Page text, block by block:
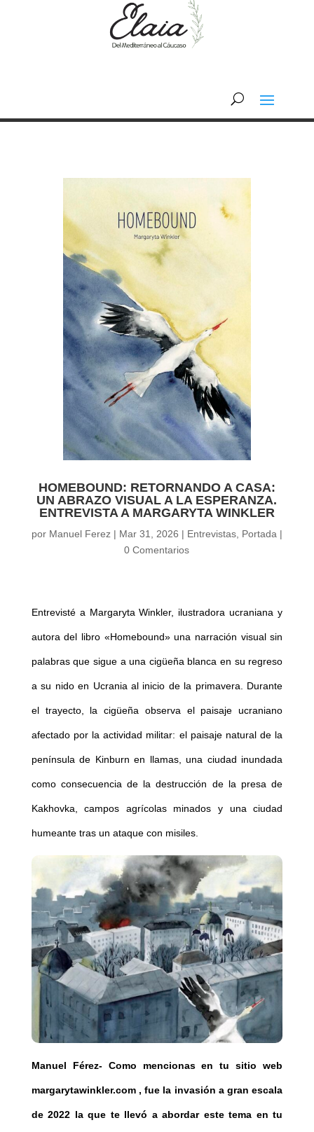
HOMEBOUND: RETORNANDO A CASA:
UN ABRAZO VISUAL A LA ESPERANZA.
ENTREVISTA A MARGARYTA WINKLER
por Manuel Ferez| Mar 31, 2026 | Entrevistas, Portada |
0 Comentarios
Entrevisté a Margaryta Winkler, ilustradora ucraniana y
autora del libro «Homebound» una narración visual sin
palabras que sigue a una cigüeña blanca en su regreso
a su nido en Ucrania al inicio de la primavera. Durante
el trayecto, la cigüeña observa el paisaje ucraniano
afectado por la actividad militar: el paisaje natural de la
península de Kinburn en llamas, una ciudad inundada
como consecuencia de la destrucción de la presa de
Kakhovka, campos agrícolas minados y una ciudad
humeante tras un ataque con misiles.
Manuel Férez- Como mencionas en tu sitio web
margarytawinkler.com, fue la invasión a gran escala
de 2022 la que te llevó a abordar este tema en tu